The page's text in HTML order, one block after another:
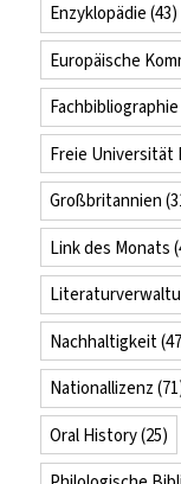
Enzyklopädie (43)
Europäische
Fachbibliographie
Freie Universität
Großbritannien
Link des Monats
Nachhaltigkeit
Nationallizenz
Oral History(25)